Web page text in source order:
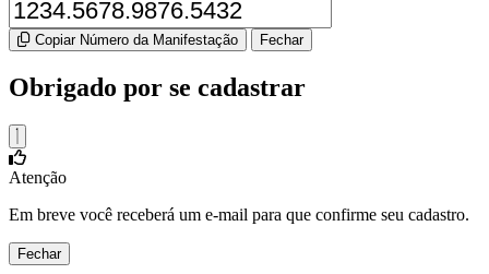
Copiar Número da Manifestação Fechar
Obrigado por se cadastrar
Atenção
Em breve você receberá um e-mail para que confirme seu cadastro.
Fechar